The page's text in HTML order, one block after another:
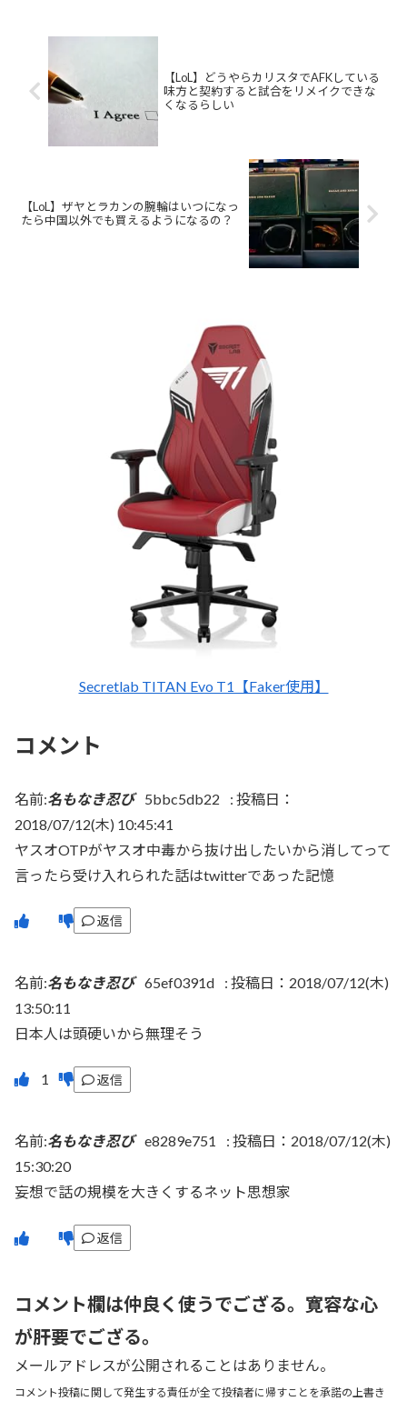
【LoL】どうやらカリスタでAFKしている
味方と契約すると試合をリメイクできな
くなるらしい
【LoL】ザヤとラカンの腕輪はいつになっ
たら中国以外でも買えるようになるの？
Secretlab TITAN Evo T1【Faker使用】
コメント
名前:名もなき忍び 5bbc5db22 : 投稿日：
2018/07/12(木) 10:45:41
ヤスオOTPがヤスオ中毒から抜け出したいから消してって
言ったら受け入れられた話はtwitterであった記憶
返信
名前:名もなき忍び 65ef0391d : 投稿日：2018/07/12(木)
13:50:11
日本人は頭硬いから無理そう
返信
名前:名もなき忍び e8289e751 : 投稿日：2018/07/12(木)
15:30:20
妄想で話の規模を大きくするネット思想家
返信
コメント欄は仲良く使うでござる。寛容な心
が肝要でござる。
メールアドレスが公開されることはありません。
コメント投稿に関して発生する責任が全て投稿者に帰すことを承諾の上書き